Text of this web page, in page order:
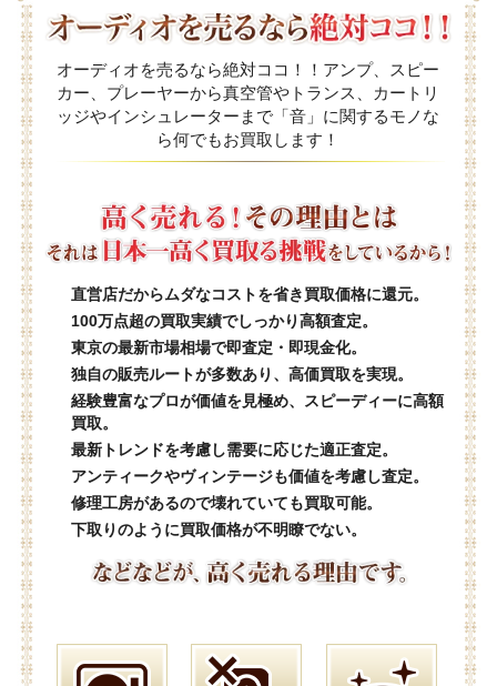
オーディオを売るなら絶対ココ！！アンプ、スピー
カー、プレーヤーから真空管やトランス、カートリ
ッジやインシュレーターまで「音」に関するモノな
ら何でもお買取します！
直営店だからムダなコストを省き買取価格に還元。
100万点超の買取実績でしっかり高額査定。
東京の最新市場相場で即査定・即現金化。
独自の販売ルートが多数あり、高価買取を実現。
経験豊富なプロが価値を見極め、スピーディーに高額
買取。
最新トレンドを考慮し需要に応じた適正査定。
アンティークやヴィンテージも価値を考慮し査定。
修理工房があるので壊れていても買取可能。
下取りのように買取価格が不明瞭でない。